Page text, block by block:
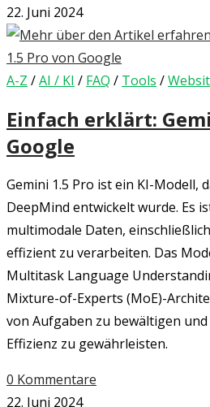
22. Juni 2024
A-Z /AI / KI / FAQ / Tools /
Einfach erklärt:
Google
Gemini 1.5 Pro ist ein KI-Modell,
DeepMind entwickelt wurde. Es
multimodale Daten,
effizient zu verarbeiten. Das
Multitask Language
Mixture-of-Experts (MoE)-
von Aufgaben zu bewältigen
Effizienz zu gewährleisten.
0 Kommentare
22. Juni 2024